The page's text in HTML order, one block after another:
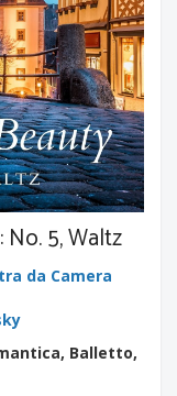
5, Waltz
da Camera
Balletto,